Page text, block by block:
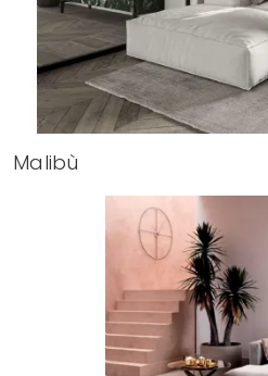
Malibù